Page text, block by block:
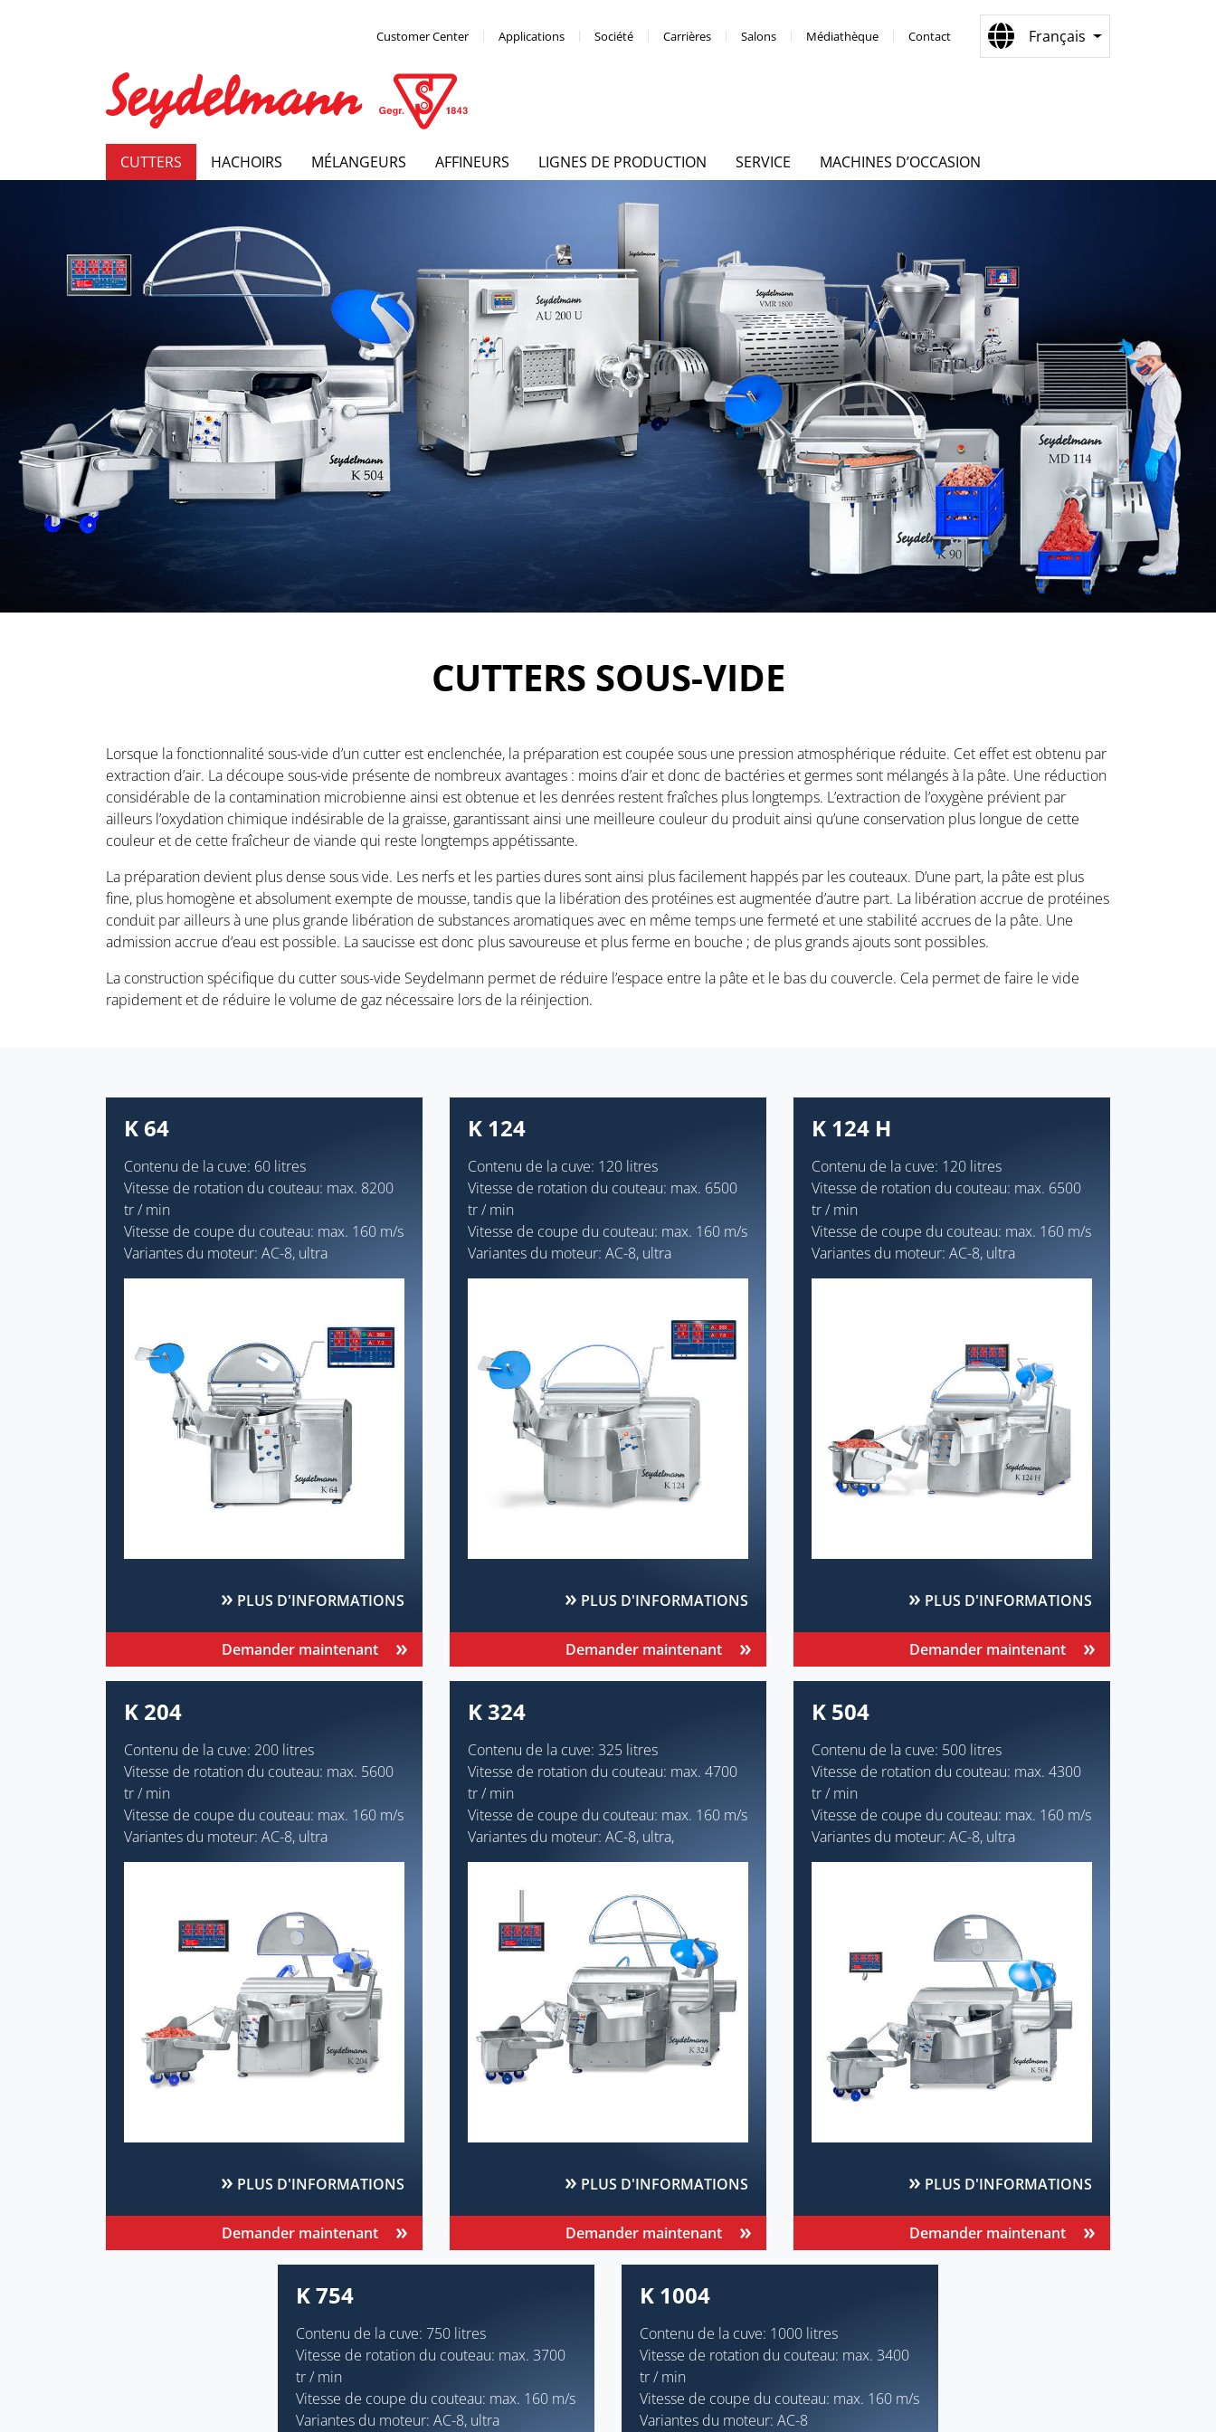
Customer Center Applications Société Carrières Salons Médiathèque Contact Français
CUTTERS HACHOIRS MÉLANGEURS AFFINEURS LIGNES DE PRODUCTION SERVICE MACHINES D’OCCASION
CUTTERS SOUS-VIDE
Lorsque la fonctionnalité sous-vide d’un cutter est enclenchée, la préparation est coupée sous une pression atmosphérique réduite. Cet effet est obtenu par
extraction d’air. La découpe sous-vide présente de nombreux avantages : moins d’air et donc de bactéries et germes sont mélangés à la pâte. Une réduction
considérable de la contamination microbienne ainsi est obtenue et les denrées restent fraîches plus longtemps. L’extraction de l’oxygène prévient par
ailleurs l’oxydation chimique indésirable de la graisse, garantissant ainsi une meilleure couleur du produit ainsi qu’une conservation plus longue de cette
couleur et de cette fraîcheur de viande qui reste longtemps appétissante.
La préparation devient plus dense sous vide. Les nerfs et les parties dures sont ainsi plus facilement happés par les couteaux. D’une part, la pâte est plus
fine, plus homogène et absolument exempte de mousse, tandis que la libération des protéines est augmentée d’autre part. La libération accrue de protéines
conduit par ailleurs à une plus grande libération de substances aromatiques avec en même temps une fermeté et une stabilité accrues de la pâte. Une
admission accrue d’eau est possible. La saucisse est donc plus savoureuse et plus ferme en bouche ; de plus grands ajouts sont possibles.
La construction spécifique du cutter sous-vide Seydelmann permet de réduire l’espace entre la pâte et le bas du couvercle. Cela permet de faire le vide
rapidement et de réduire le volume de gaz nécessaire lors de la réinjection.
K 64
Contenu de la cuve: 60 litres
Vitesse de rotation du couteau: max. 8200
tr / min
Vitesse de coupe du couteau: max. 160 m/s
Variantes du moteur: AC-8, ultra
PLUS D'INFORMATIONS
Demander maintenant
K 124
Contenu de la cuve: 120 litres
Vitesse de rotation du couteau: max. 6500
tr / min
Vitesse de coupe du couteau: max. 160 m/s
Variantes du moteur: AC-8, ultra
PLUS D'INFORMATIONS
Demander maintenant
K 124 H
Contenu de la cuve: 120 litres
Vitesse de rotation du couteau: max. 6500
tr / min
Vitesse de coupe du couteau: max. 160 m/s
Variantes du moteur: AC-8, ultra
PLUS D'INFORMATIONS
Demander maintenant
K 204
Contenu de la cuve: 200 litres
Vitesse de rotation du couteau: max. 5600
tr / min
Vitesse de coupe du couteau: max. 160 m/s
Variantes du moteur: AC-8, ultra
PLUS D'INFORMATIONS
Demander maintenant
K 324
Contenu de la cuve: 325 litres
Vitesse de rotation du couteau: max. 4700
tr / min
Vitesse de coupe du couteau: max. 160 m/s
Variantes du moteur: AC-8, ultra,
PLUS D'INFORMATIONS
Demander maintenant
K 504
Contenu de la cuve: 500 litres
Vitesse de rotation du couteau: max. 4300
tr / min
Vitesse de coupe du couteau: max. 160 m/s
Variantes du moteur: AC-8, ultra
PLUS D'INFORMATIONS
Demander maintenant
K 754
Contenu de la cuve: 750 litres
Vitesse de rotation du couteau: max. 3700
tr / min
Vitesse de coupe du couteau: max. 160 m/s
Variantes du moteur: AC-8, ultra
K 1004
Contenu de la cuve: 1000 litres
Vitesse de rotation du couteau: max. 3400
tr / min
Vitesse de coupe du couteau: max. 160 m/s
Variantes du moteur: AC-8